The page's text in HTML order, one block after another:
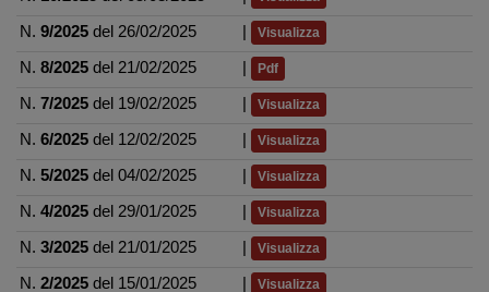
N. 9/2025 del 26/02/2025 Visualizza
N. 8/2025 del 21/02/2025 Pdf
N. 7/2025 del 19/02/2025 Visualizza
N. 6/2025 del 12/02/2025 Visualizza
N. 5/2025 del 04/02/2025 Visualizza
N. 4/2025 del 29/01/2025 Visualizza
N. 3/2025 del 21/01/2025 Visualizza
N. 2/2025 del 15/01/2025 Visualizza